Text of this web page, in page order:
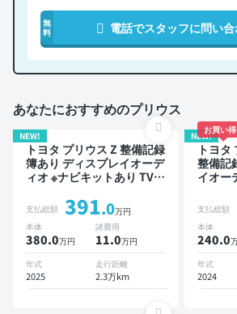
無
料
電話でスタッフに問い
あなたにおすすめのプリウス
NEW!
トヨタ プリウス Z 整備記録
簿あり ディスプレイオーデ
ィオ ※ナビキットあり TV
ー デジタルインナーミラー
オートクルーズ スマートキ
ー ETC 電動バックドア バ
ックモニター 全方位カメラ
ドライブレコーダー フルエ
アロ 衝突軽減
支払総額 391.0万円
本体
380.0万円
諸費用
11.0万円
年式
2025
走行距離
2.3万km
NEW!
お買い
トヨ
整備記
イオー
トモニ
ーミラ
スマー
モニタ
ライブ
支払総額
本体
240.0
年式
2024